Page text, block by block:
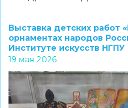
и
первые
в
«Детском
автогородке»
Выставка детских работ
орнаментах народов
Институте искусств НГПУ
19 мая 2026